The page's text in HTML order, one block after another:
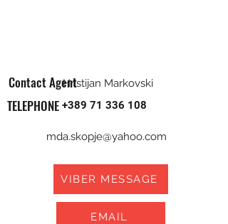
Contact AgentHristijan Markovski
TELEPHONE +389 71 336 108
mda.skopje@yahoo.com
VIBER MESSAGE
EMAIL